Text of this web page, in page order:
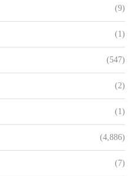
(9)
(1)
(547)
(2)
(1)
(4,886)
(7)